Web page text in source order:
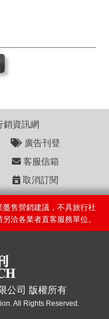
銷資訊網
廣告刊登
客服信箱
取消訂閱
售營銷建議，不具旅行社
洽各業者直客服務單位。
公司 版權所有
All Rights Reserved.